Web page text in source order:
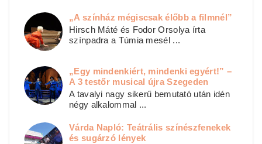
„A színház mégiscsak élőbb a filmnél”
Hirsch Máté és Fodor Orsolya írta
színpadra a Túmia mesél ...
„Egy mindenkiért, mindenki egyért!” –
A 3 testőr musical újra Szegeden
A tavalyi nagy sikerű bemutató után idén
négy alkalommal ...
Várda Napló: Teátrális színészfenekek
és sugárzó lények